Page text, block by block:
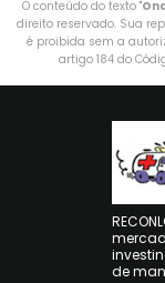
O conteúdo do texto "
direito reservado. Sua
é proibida sem a
artigo 184 do
de